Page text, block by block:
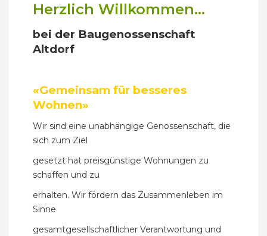
Herzlich Willkommen...
bei der Baugenossenschaft
Altdorf
«Gemeinsam für besseres
Wohnen»
Wir sind eine unabhängige Genossenschaft, die
sich zum Ziel
gesetzt hat preisgünstige Wohnungen zu
schaffen und zu
erhalten. Wir fördern das Zusammenleben im
Sinne
gesamtgesellschaftlicher Verantwortung und